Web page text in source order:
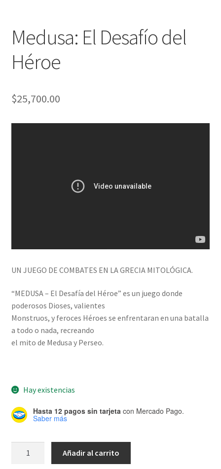
Medusa: El Desafío del
Héroe
$25,700.00
UN JUEGO DE COMBATES EN LA GRECIA MITOLÓGICA.
“MEDUSA – El Desafía del Héroe” es un juego donde
poderosos Dioses, valientes
Monstruos, y feroces Héroes se enfrentaran en una batalla
a todo o nada, recreando
el mito de Medusa y Perseo.
Hay existencias
Hasta 12 pagos sin tarjetacon Mercado Pago.
Saber más
Añadir al carrito